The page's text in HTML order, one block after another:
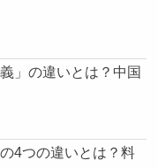
」の違いとは？中国
4つの違いとは？料